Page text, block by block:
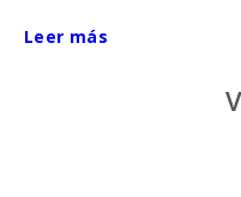
y actividades para todas
Distribución y espacios
Al acceder a la
Leer más